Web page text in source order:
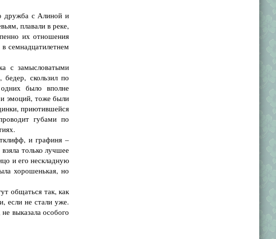
дружба с Алиной и
плавали в реке,
их отношения
семнадцатилетнем
с замысловатыми
скользил по
было вполне
эмоций, тоже были
приютившейся
губами по
и графиня –
только лучшее
и его нескладную
хорошенькая, но
общаться так, как
если не стали уже.
выказала особого